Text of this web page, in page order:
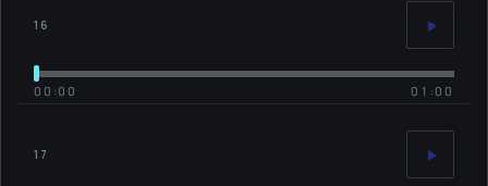
16
00:00 01:00
17